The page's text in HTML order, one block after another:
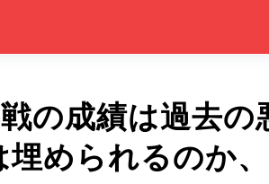
の成績は過去
められるのか